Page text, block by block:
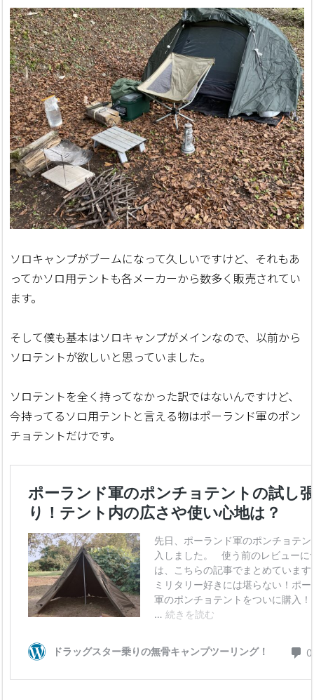
ソロキャンプがブームになって久しいですけど、それもあ
ってかソロ用テントも各メーカーから数多く販売されてい
ます。
そして僕も基本はソロキャンプがメインなので、以前から
ソロテントが欲しいと思っていました。
ソロテントを全く持ってなかった訳ではないんですけど、
今持ってるソロ用テントと言える物はポーランド軍のポン
チョテントだけです。